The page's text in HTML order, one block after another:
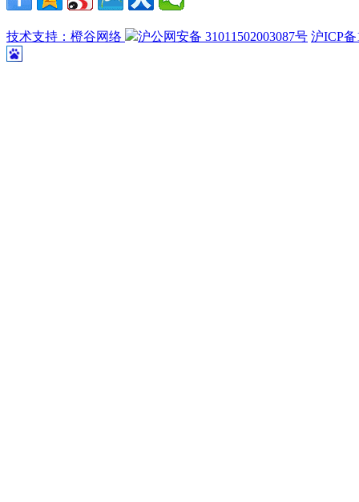
技术支持：橙谷网络 沪公网安备 31011502003087号 沪ICP备